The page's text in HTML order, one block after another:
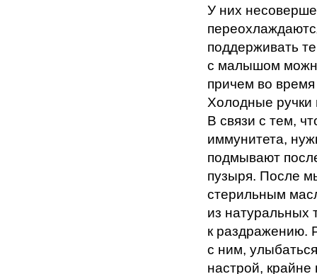
У них
поддерживать
с малышом
причем во
Холодные ручки
В связи с тем,
иммунитета,
подмывают
пузыря. После
стерильным
из натуральных
к раздражению.
с ним,
настрой,